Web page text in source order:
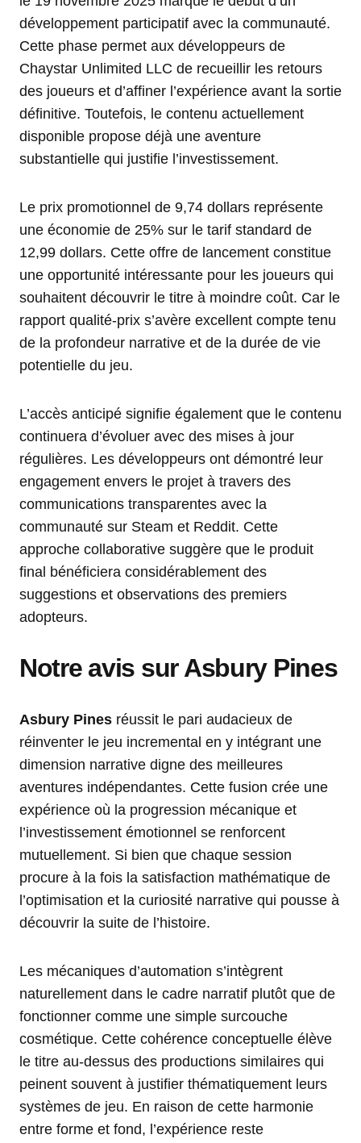
développement participatif avec la communauté.
Cette phase permet aux développeurs de
Chaystar Unlimited LLC de recueillir les retours
des joueurs et d’affiner l’expérience avant la sortie
définitive. Toutefois, le contenu actuellement
disponible propose déjà une aventure
substantielle qui justifie l’investissement.
Le prix promotionnel de 9,74 dollars représente
une économie de 25% sur le tarif standard de
12,99 dollars. Cette offre de lancement constitue
une opportunité intéressante pour les joueurs qui
souhaitent découvrir le titre à moindre coût. Car le
rapport qualité-prix s’avère excellent compte tenu
de la profondeur narrative et de la durée de vie
potentielle du jeu.
L’accès anticipé signifie également que le contenu
continuera d’évoluer avec des mises à jour
régulières. Les développeurs ont démontré leur
engagement envers le projet à travers des
communications transparentes avec la
communauté sur Steam et Reddit. Cette
approche collaborative suggère que le produit
final bénéficiera considérablement des
suggestions et observations des premiers
adopteurs.
Notre avis sur Asbury Pines
Asbury Pines réussit le pari audacieux de
réinventer le jeu incremental en y intégrant une
dimension narrative digne des meilleures
aventures indépendantes. Cette fusion crée une
expérience où la progression mécanique et
l’investissement émotionnel se renforcent
mutuellement. Si bien que chaque session
procure à la fois la satisfaction mathématique de
l’optimisation et la curiosité narrative qui pousse à
découvrir la suite de l’histoire.
Les mécaniques d’automation s’intègrent
naturellement dans le cadre narratif plutôt que de
fonctionner comme une simple surcouche
cosmétique. Cette cohérence conceptuelle élève
le titre au-dessus des productions similaires qui
peinent souvent à justifier thématiquement leurs
systèmes de jeu. En raison de cette harmonie
entre forme et fond, l’expérience reste